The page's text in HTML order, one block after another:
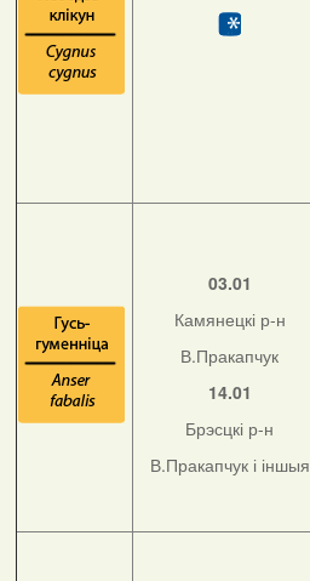
03.01
Камянецкі р-н
В.Пракапчук
14.01
Брэсцкі р-н
В.Пракапчук і іншыя